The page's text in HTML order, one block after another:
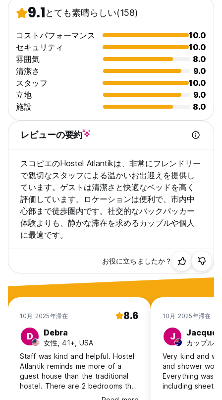
9.1とても素晴らしい(158)
コストパフォーマンス
10.0
セキュリティ
10.0
雰囲気
8.0
清潔さ
9.0
スタッフ
10.0
立地
9.0
施設
8.0
レビューの要約
スコピエのHostel Atlantikは、非常にフレンドリー
で親切なスタッフによる温かいお出迎えを提供し
ています。ゲストは清潔さと快適なベッドを高く
評価しています。ロケーションは便利で、市内中
心部まで徒歩圏内です。社交的なバックパッカー
体験よりも、静かな滞在を求めるカップルや個人
に最適です。
お役に立ちましたか？
10月 2025年滞在 8.6
D Debra
女性, 41+, USA
Staff was kind and helpful. Hostel
Atlantik reminds me more of a
guest house than the traditional
hostel. There are 2 bedrooms that
10月 2025年滞在
J
カップル,
Very kind and
and shower
Everything was
including sheets